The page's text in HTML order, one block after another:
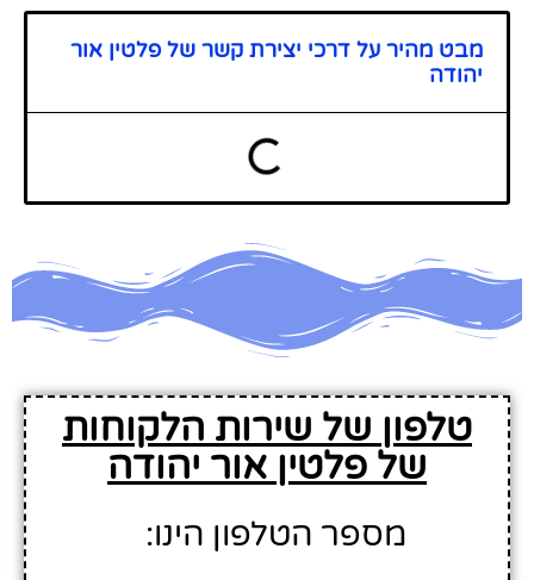
מבט מהיר על דרכי יצירת קשר של פלטין אור
יהודה
טלפון של שירות הלקוחות
של פלטין אור יהודה
מספר הטלפון הינו: